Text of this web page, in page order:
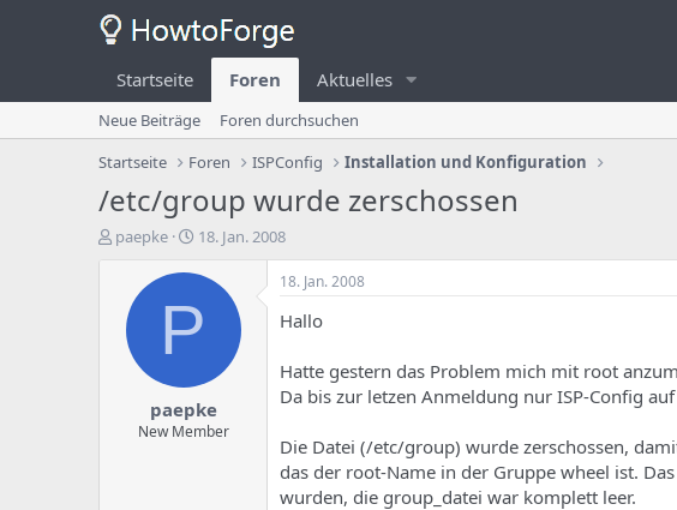
Startseite Foren Aktuelles
Neue Beiträge
Foren durchsuchen
Startseite
Foren ISPConfig Installation und Konfiguration
/etc/group wurde zerschossen
E
paepke
E
s
e
u
n
g
18. Jan. 2008
P
paepke
New Member
18. Jan. 2008
Hallo
Hatte gestern das Problem mich mit root
Da bis zur letzen Anmeldung nur ISP-Config
Die Datei (/etc/group) wurde zerschossen,
das der root-Name in der Gruppe wheel ist.
wurden, die group_datei war komplett leer.